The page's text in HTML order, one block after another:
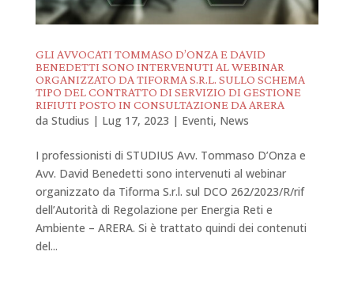
GLI AVVOCATI TOMMASO D’ONZA E DAVID
BENEDETTI SONO INTERVENUTI AL WEBINAR
ORGANIZZATO DA TIFORMA S.R.L. SULLO SCHEMA
TIPO DEL CONTRATTO DI SERVIZIO DI GESTIONE
RIFIUTI POSTO IN CONSULTAZIONE DA ARERA
da Studius | Lug 17, 2023 | Eventi, News
I professionisti di STUDIUS Avv. Tommaso D’Onza e
Avv. David Benedetti sono intervenuti al webinar
organizzato da Tiforma S.r.l. sul DCO 262/2023/R/rif
dell’Autorità di Regolazione per Energia Reti e
Ambiente – ARERA. Si è trattato quindi dei contenuti
del...